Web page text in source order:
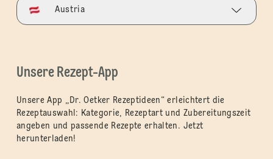
Austria
Unsere Rezept-App
Unsere App „Dr. Oetker Rezeptideen“ erleichtert die
Rezeptauswahl: Kategorie, Rezeptart und Zubereitungszeit
angeben und passende Rezepte erhalten. Jetzt
herunterladen!